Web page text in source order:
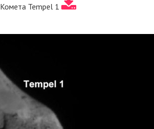
Комета Tempel 1